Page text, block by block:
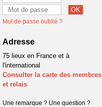
Mot de passe oublié ?
Adresse
75 lieux en France et à
l'international
Consulter la carte des membres
et relais
Une remarque ? Une question ?